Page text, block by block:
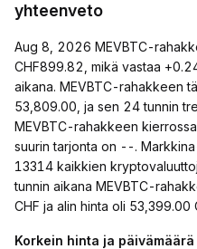
yhteenveto
Aug 8, 2026 MEVBTC-
CHF899.82, mikä vastaa
aikana. MEVBTC-rahakkeen
53,809.00, ja sen 24 tunnin
MEVBTC-rahakkeen
suurin tarjonta on --.
13314 kaikkien
tunnin aikana MEVBTC-
CHF ja alin hinta oli 53,399.00
Korkein hinta ja päivämäärä